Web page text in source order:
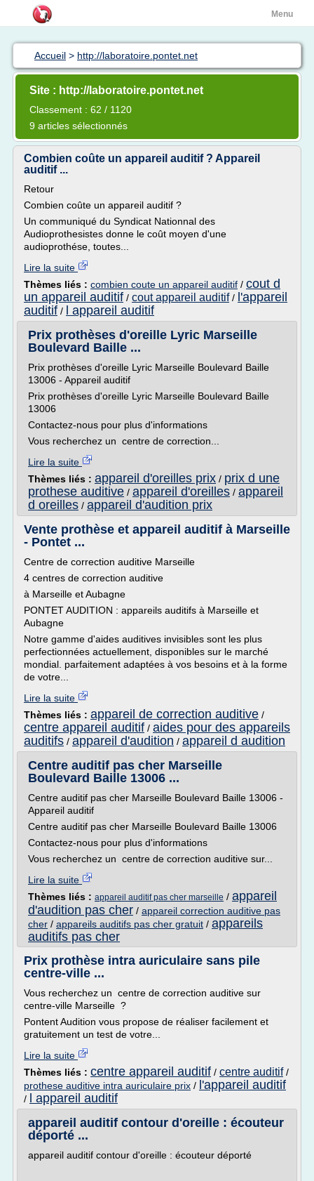
Menu
Accueil > http://laboratoire.pontet.net
Site : http://laboratoire.pontet.net
Classement : 62 / 1120
9 articles sélectionnés
Combien coûte un appareil auditif ? Appareil
auditif ...
Retour
Combien coûte un appareil auditif ?
Un communiqué du Syndicat Nationnal des
Audioprothesistes donne le coût moyen d'une
audioprothése, toutes...
Lire la suite
Thèmes liés : combien coute un appareil auditif / cout d
un appareil auditif / cout appareil auditif/ l'appareil
auditif /
l appareil auditif
Prix prothèses d'oreille Lyric Marseille
Boulevard Baille ...
Prix prothèses d'oreille Lyric Marseille Boulevard Baille
13006 - Appareil auditif
Prix prothèses d'oreille Lyric Marseille Boulevard Baille
13006
Contactez-nous pour plus d'informations
Vous recherchez un centre de correction...
Lire la suite
Thèmes liés : appareil d'oreilles prix / prix d une
prothese auditive / appareil d'oreilles / appareil
d oreilles / appareil d'audition prix
Vente prothèse et appareil auditif à Marseille
- Pontet ...
Centre de correction auditive Marseille
4 centres de correction auditive
à Marseille et Aubagne
PONTET AUDITION : appareils auditifs à Marseille et
Aubagne
Notre gamme d'aides auditives invisibles sont les plus
perfectionnées actuellement, disponibles sur le marché
mondial. parfaitement adaptées à vos besoins et à la forme
de votre...
Lire la suite
Thèmes liés : appareil de correction auditive /
centre appareil auditif / aides pour des appareils
auditifs / appareil d'audition / appareil d audition
Centre auditif pas cher Marseille
Boulevard Baille 13006 ...
Centre auditif pas cher Marseille Boulevard Baille 13006 -
Appareil auditif
Centre auditif pas cher Marseille Boulevard Baille 13006
Contactez-nous pour plus d'informations
Vous recherchez un centre de correction auditive sur...
Lire la suite
Thèmes liés : appareil auditif pas cher marseille / appareil
d'audition pas cher / appareil correction auditive pas
cher / appareils auditifs pas cher gratuit / appareils
auditifs pas cher
Prix prothèse intra auriculaire sans pile
centre-ville ...
Vous recherchez un centre de correction auditive sur
centre-ville Marseille ?
Pontent Audition vous propose de réaliser facilement et
gratuitement un test de votre...
Lire la suite
Thèmes liés : centre appareil auditif / centre auditif/
prothese auditive intra auriculaire prix / l'appareil auditif
/
l appareil auditif
appareil auditif contour d'oreille : écouteur
déporté ...
appareil auditif contour d'oreille : écouteur déporté